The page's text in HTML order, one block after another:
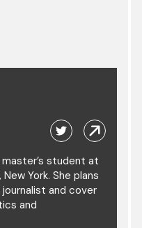
student at
York. She plans
and cover
and